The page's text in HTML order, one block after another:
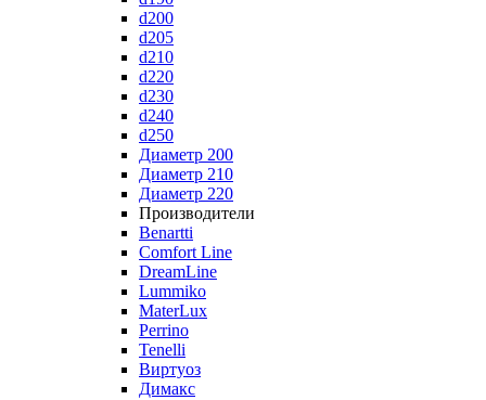
d200
d205
d210
d220
d230
d240
d250
Диаметр 200
Диаметр 210
Диаметр 220
Производители
Benartti
Comfort Line
DreamLine
Lummiko
MaterLux
Perrino
Tenelli
Виртуоз
Димакс